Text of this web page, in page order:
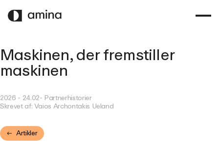
TIL
HOVEDINDHOLD
Maskinen, der fremstiller
maskinen
2026 - 24.02- Partnerhistorier
Skrevet af:Vaios Archontakis Ueland
Artikler